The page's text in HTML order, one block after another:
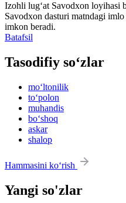
Izohli lugʻat Savodxon loyihasi
Savodxon dasturi matndagi
imkon beradi.
Batafsil
Tasodifiy so‘zlar
mo‘ltonilik
to‘polon
muhandis
bo‘shoq
askar
shalop
Hammasini ko‘rish
Yangi so'zlar